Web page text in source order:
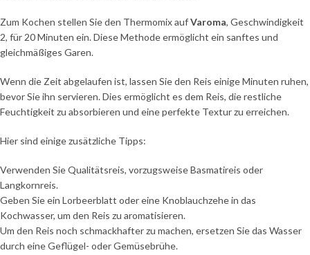
Zum Kochen stellen Sie den Thermomix aufVaroma, Geschwindigkeit
2, für 20 Minuten ein. Diese Methode ermöglicht ein sanftes und
gleichmäßiges Garen.
Wenn die Zeit abgelaufen ist, lassen Sie den Reis einige Minuten ruhen,
bevor Sie ihn servieren. Dies ermöglicht es dem Reis, die restliche
Feuchtigkeit zu absorbieren und eine perfekte Textur zu erreichen.
Hier sind einige zusätzliche Tipps:
Verwenden Sie Qualitätsreis, vorzugsweise Basmatireis oder
Langkornreis.
Geben Sie ein Lorbeerblatt oder eine Knoblauchzehe in das
Kochwasser, um den Reis zu aromatisieren.
Um den Reis noch schmackhafter zu machen, ersetzen Sie das Wasser
durch eine Geflügel- oder Gemüsebrühe.